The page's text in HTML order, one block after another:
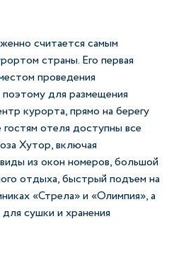
считается самым
страны. Его первая
проведения
для размещения
курорта, прямо на берегу
гостям отеля доступны все
Хутор, включая
из окон номеров, большой
отдыха, быстрый подъем на
«Стрела» и «Олимпия», а
сушки и хранения